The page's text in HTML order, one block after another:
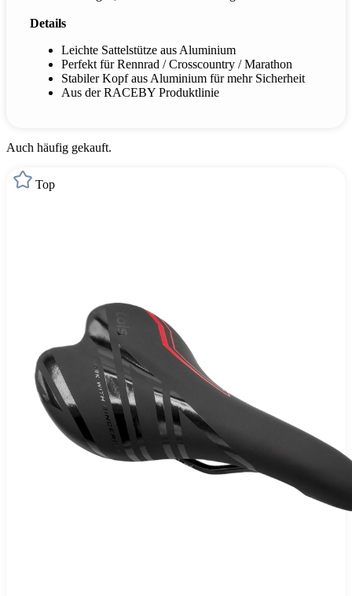
Details
Leichte Sattelstütze aus Aluminium
Perfekt für Rennrad / Crosscountry / Marathon
Stabiler Kopf aus Aluminium für mehr Sicherheit
Aus der RACEBY Produktlinie
Auch häufig gekauft.
Top